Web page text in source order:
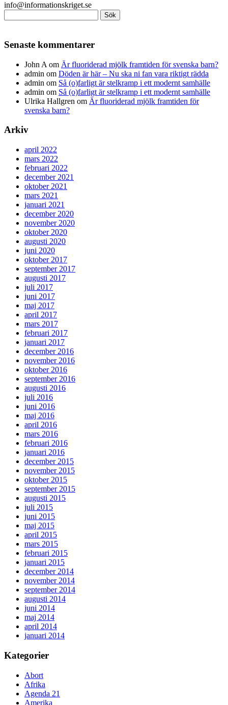
info@informationskriget.se
efter:
Senaste kommentarer
John A om Är fluoriderad mjölk framtiden för svenska barn?
admin om Döden är här – Nu ska ni fan vara riktigt rädda
admin om Så (o)farligt är stelkramp i ett modernt samhälle
admin om Så (o)farligt är stelkramp i ett modernt samhälle
Ulrika Hallgren om Är fluoriderad mjölk framtiden för
svenska barn?
Arkiv
april 2022
mars 2022
februari 2022
december 2021
oktober 2021
mars 2021
januari 2021
december 2020
november 2020
oktober 2020
augusti 2020
juni 2020
oktober 2017
september 2017
augusti 2017
juli 2017
juni 2017
maj 2017
april 2017
mars 2017
februari 2017
januari 2017
december 2016
november 2016
oktober 2016
september 2016
augusti 2016
juli 2016
juni 2016
maj 2016
april 2016
mars 2016
februari 2016
januari 2016
december 2015
november 2015
oktober 2015
september 2015
augusti 2015
juli 2015
juni 2015
maj 2015
april 2015
mars 2015
februari 2015
januari 2015
december 2014
november 2014
september 2014
augusti 2014
juni 2014
maj 2014
april 2014
januari 2014
Kategorier
Abort
Afrika
Agenda 21
Amerika